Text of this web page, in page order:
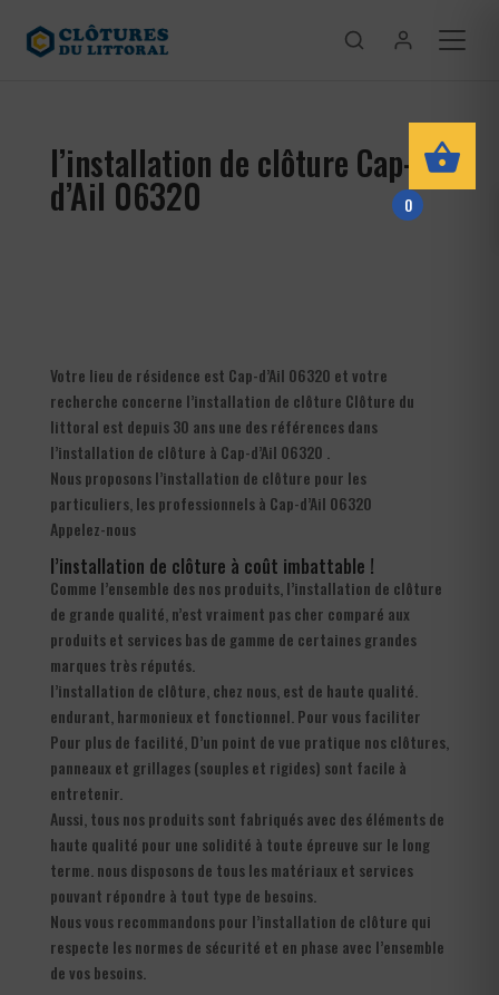
l’installation de clôture Cap-
d’Ail 06320
Votre lieu de résidence est Cap-d’Ail 06320 et votre
recherche concerne l’installation de clôture Clôture du
littoral est depuis 30 ans une des références dans
l’installation de clôture à Cap-d’Ail 06320 .
Nous proposons l’installation de clôture pour les
particuliers, les professionnels à Cap-d’Ail 06320
Appelez-nous
l’installation de clôture à coût imbattable !
Comme l’ensemble des nos produits, l’installation de clôture
de grande qualité, n’est vraiment pas cher comparé aux
produits et services bas de gamme de certaines grandes
marques très réputés.
l’installation de clôture, chez nous, est de haute qualité.
endurant, harmonieux et fonctionnel. Pour vous faciliter
Pour plus de facilité, D’un point de vue pratique nos clôtures,
panneaux et grillages (souples et rigides) sont facile à
entretenir.
Aussi, tous nos produits sont fabriqués avec des éléments de
haute qualité pour une solidité à toute épreuve sur le long
terme. nous disposons de tous les matériaux et services
pouvant répondre à tout type de besoins.
Nous vous recommandons pour l’installation de clôture qui
respecte les normes de sécurité et en phase avec l’ensemble
de vos besoins.
0